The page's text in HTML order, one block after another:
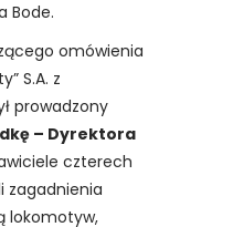
Bode.
omówienia
S.A. z
prowadzony
– Dyrektora
czterech
zagadnienia
lokomotyw,